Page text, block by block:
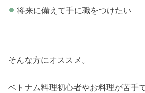
将来に備えて手に職をつけたい
そんな方にオススメ。
ベトナム料理初心者やお料理が苦手